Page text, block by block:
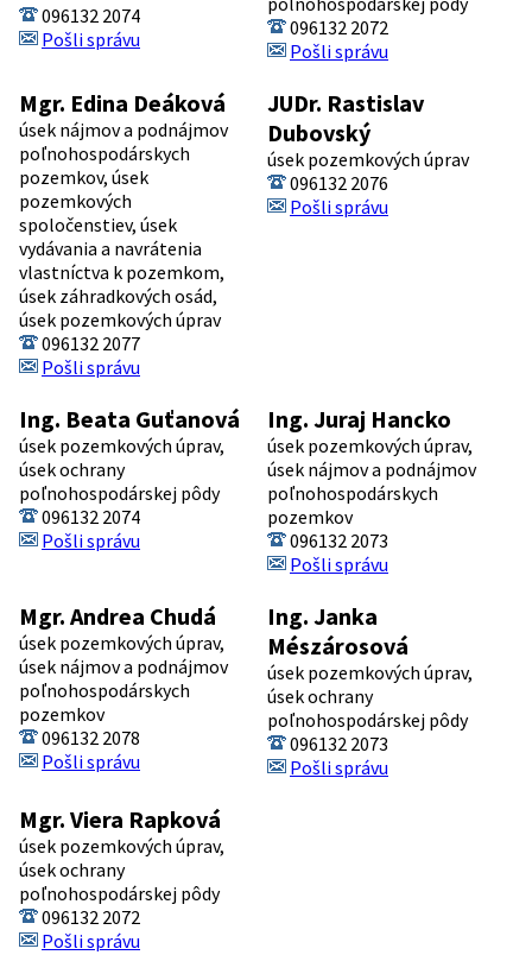
096132 2074
Pošli správu
096132 2072
Pošli správu
Mgr. Edina Deáková
úsek nájmov a podnájmov
poľnohospodárskych
pozemkov, úsek
pozemkových
spoločenstiev, úsek
vydávania a navrátenia
vlastníctva k pozemkom,
úsek záhradkových osád,
úsek pozemkových úprav
096132 2077
Pošli správu
JUDr. Rastislav
Dubovský
úsek pozemkových úprav
096132 2076
Pošli správu
Ing. Beata Guťanová
úsek pozemkových úprav,
úsek ochrany
poľnohospodárskej pôdy
096132 2074
Pošli správu
Ing. Juraj Hancko
úsek pozemkových úprav,
úsek nájmov a podnájmov
poľnohospodárskych
pozemkov
096132 2073
Pošli správu
Mgr. Andrea Chudá
úsek pozemkových úprav,
úsek nájmov a podnájmov
poľnohospodárskych
pozemkov
096132 2078
Pošli správu
Ing. Janka
Mészárosová
úsek pozemkových úprav,
úsek ochrany
poľnohospodárskej pôdy
096132 2073
Pošli správu
Mgr. Viera Rapková
úsek pozemkových úprav,
úsek ochrany
poľnohospodárskej pôdy
096132 2072
Pošli správu